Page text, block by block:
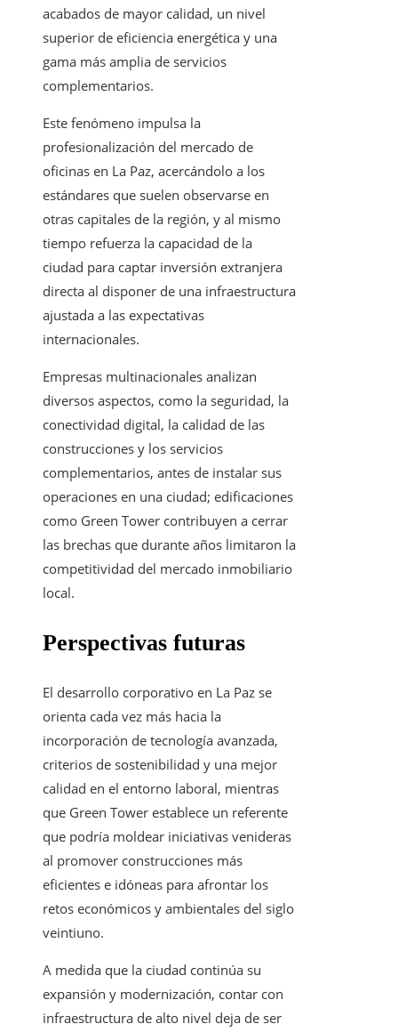
acabados de mayor calidad, un nivel
superior de eficiencia energética y una
gama más amplia de servicios
complementarios.
Este fenómeno impulsa la
profesionalización del mercado de
oficinas en La Paz, acercándolo a los
estándares que suelen observarse en
otras capitales de la región, y al mismo
tiempo refuerza la capacidad de la
ciudad para captar inversión extranjera
directa al disponer de una infraestructura
ajustada a las expectativas
internacionales.
Empresas multinacionales analizan
diversos aspectos, como la seguridad, la
conectividad digital, la calidad de las
construcciones y los servicios
complementarios, antes de instalar sus
operaciones en una ciudad; edificaciones
como Green Tower contribuyen a cerrar
las brechas que durante años limitaron la
competitividad del mercado inmobiliario
local.
Perspectivas futuras
El desarrollo corporativo en La Paz se
orienta cada vez más hacia la
incorporación de tecnología avanzada,
criterios de sostenibilidad y una mejor
calidad en el entorno laboral, mientras
que Green Tower establece un referente
que podría moldear iniciativas venideras
al promover construcciones más
eficientes e idóneas para afrontar los
retos económicos y ambientales del siglo
veintiuno.
A medida que la ciudad continúa su
expansión y modernización, contar con
infraestructura de alto nivel deja de ser